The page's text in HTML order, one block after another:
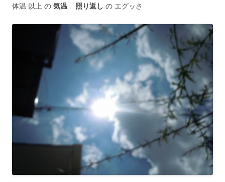
体温 以上 の 気温 照り返し の エグッさ